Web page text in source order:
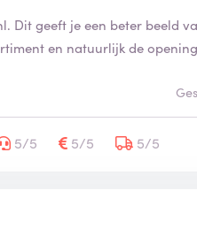
Dit geeft je een beter beeld
en natuurlijk de
5/5 5/5 5/5